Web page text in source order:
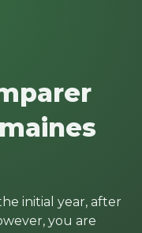
initial year, after
you are